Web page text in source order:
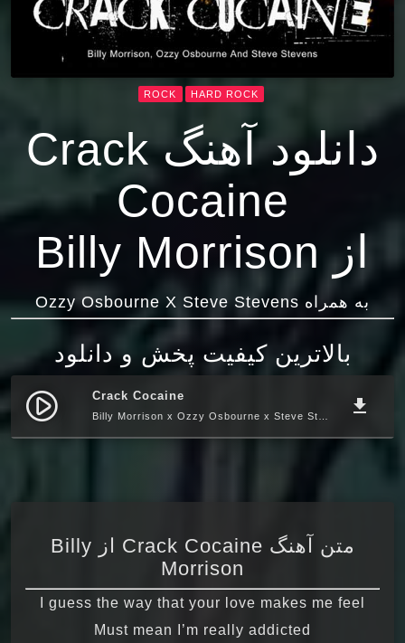
HARD ROCK
ROCK
دانلود آهنگ Crack
Cocaine
از Billy Morrison
به همراه Ozzy Osbourne X Steve Stevens
بالاترین کیفیت پخش و دانلود
play_circle_filled Crack Cocaine file_download
متن آهنگ Crack Cocaine از Billy
Morrison
I guess the way that your love makes me feel
Must mean I’m really addicted